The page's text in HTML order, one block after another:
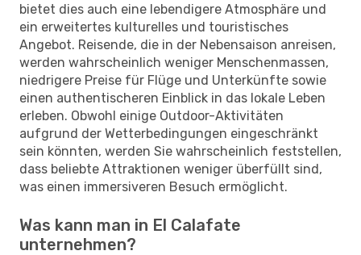
bietet dies auch eine lebendigere Atmosphäre und
ein erweitertes kulturelles und touristisches
Angebot. Reisende, die in der Nebensaison anreisen,
werden wahrscheinlich weniger Menschenmassen,
niedrigere Preise für Flüge und Unterkünfte sowie
einen authentischeren Einblick in das lokale Leben
erleben. Obwohl einige Outdoor-Aktivitäten
aufgrund der Wetterbedingungen eingeschränkt
sein könnten, werden Sie wahrscheinlich feststellen,
dass beliebte Attraktionen weniger überfüllt sind,
was einen immersiveren Besuch ermöglicht.
Was kann man in El Calafate
unternehmen?